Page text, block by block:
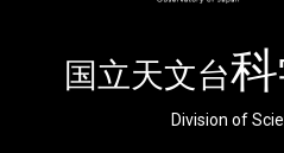
国立天文台
Division of